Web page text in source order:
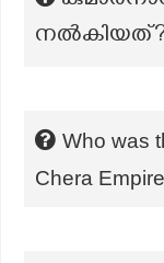
Who was
Chera